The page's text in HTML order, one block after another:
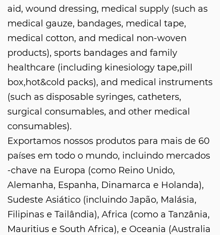
aid, wound dressing, medical supply (such as
medical gauze, bandages, medical tape,
medical cotton, and medical non-woven
products), sports bandages and family
healthcare (including kinesiology tape,pill
box,hot&cold packs), and medical instruments
(such as disposable syringes, catheters,
surgical consumables, and other medical
consumables).
Exportamos nossos produtos para mais de 60
países em todo o mundo, incluindo mercados
-chave na Europa (como Reino Unido,
Alemanha, Espanha, Dinamarca e Holanda),
Sudeste Asiático (incluindo Japão, Malásia,
Filipinas e Tailândia), Africa (como a Tanzânia,
Mauritius e South Africa), e Oceania (Australia